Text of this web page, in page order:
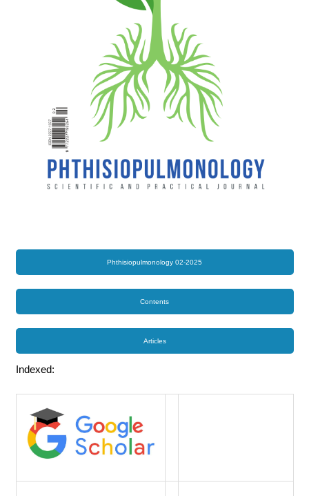
Phthisiopulmonology 02-2025
Contents
Articles
Indexed: